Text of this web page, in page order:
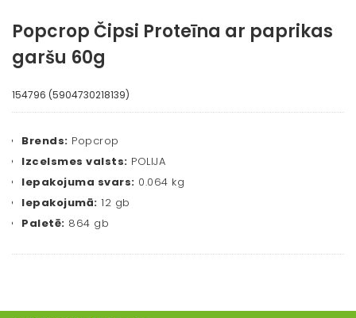
Popcrop Čipsi Proteīna ar paprikas
garšu 60g
154796 (5904730218139)
Brends: Popcrop
Izcelsmes valsts: POLIJA
Iepakojuma svars: 0.064 kg
Iepakojumā: 12 gb
Paletē: 864 gb